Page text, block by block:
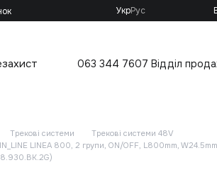
УкрРус
063 344 7607 Відділ
Трекові системи
Трекові системи 48V
LINEA 800, 2 групи, ON/OFF, L800mm,